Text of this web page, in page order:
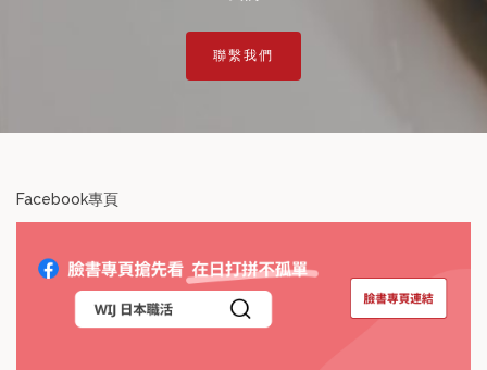
聯繫我們
Facebook專頁